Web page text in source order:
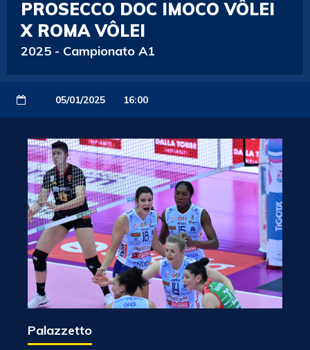
PROSECCO DOC IMOCO VÔLEI
X ROMA VÔLEI
2025 - Campionato A1
05/01/2025 16:00
Palazzetto